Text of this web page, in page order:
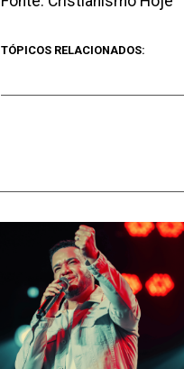
TÓPICOS RELACIONADOS: